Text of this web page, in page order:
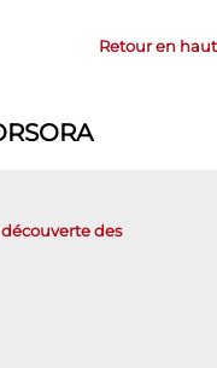
Retour en haut
des